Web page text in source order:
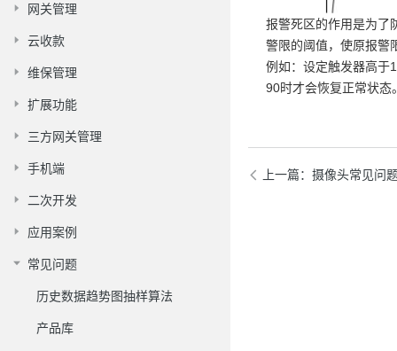
网关管理
云收款
维保管理
扩展功能
三方网关管理
手机端
二次开发
应用案例
常见问题
历史数据趋势图抽样算法
产品库
报警死区的作用是为了
警限的阈值，使原报警
例如：设定触发器高于
90时才会恢复正常状态
上一篇：摄像头常见问